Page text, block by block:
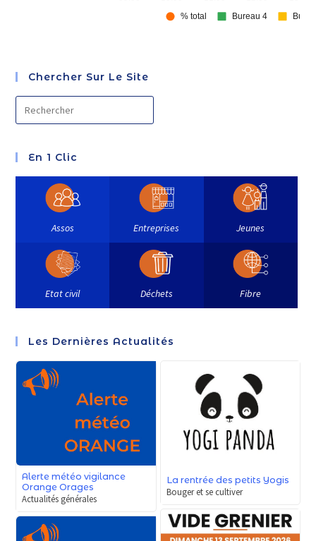
Chercher Sur Le Site
En 1 Clic
Assos Entreprises Jeunes
Etat civil Déchets Fibre
Les Dernières Actualités
Alerte météo vigilance
Orange Orages
Actualités générales
La rentrée des petits Yogis
Bouger et se cultiver